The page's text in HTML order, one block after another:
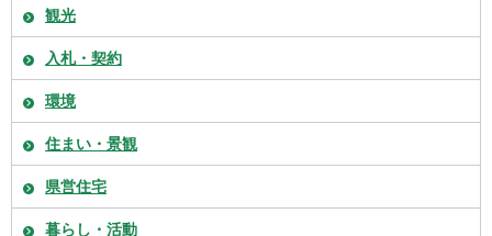
観光
入札・契約
環境
住まい・景観
県営住宅
暮らし・活動